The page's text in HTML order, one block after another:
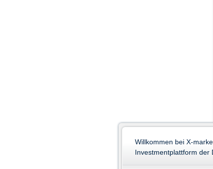
Willkommen bei X-
Investmentplattform der